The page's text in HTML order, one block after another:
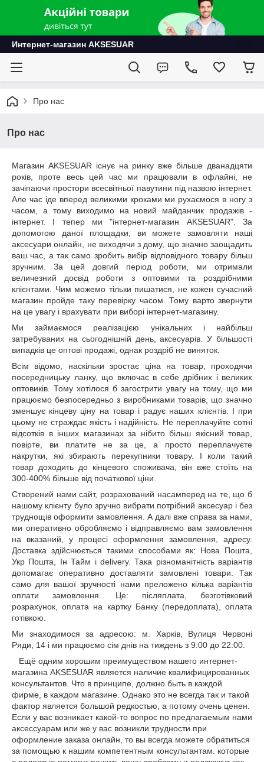
Интернет-магазин AKSESUAR
Про нас
Про нас
Магазин AKSESUAR існує на ринку вже більше дванадцяти
років, проте весь цей час ми працювали в офлайні, не
зачіпаючи простори всесвітньої павутини під назвою інтернет.
Але час іде вперед великими кроками ми рухаємося в ногу з
часом, а тому виходимо на новий майданчик продажів -
інтернет. І тепер ми "інтернет-магазин AKSESUAR". За
допомогою даної площадки, ви можете замовляти наші
аксесуари онлайн, не виходячи з дому, що значно заощадить
ваш час, а так само зробить вибір відповідного товару більш
зручним. За цей довгий період роботи, ми отримали
величезний досвід роботи з оптовими та роздрібними
клієнтами. Чим можемо тільки пишатися, не кожен сучасний
магазин пройде таку перевірку часом. Тому варто звернути
на це увагу і врахувати при виборі інтернет-магазину.
Ми займаємося реалізацією унікальних і найбільш
затребуваних на сьогоднішній день, аксесуарів. У більшості
випадків це оптові продажі, однак роздріб не виняток.
Всім відомо, наскільки зростає ціна на товар, проходячи
посередницьку ланку, що включає в себе дрібних і великих
оптовиків. Тому хотілося б загострити увагу на тому, що ми
працюємо безпосередньо з виробниками товарів, що значно
зменшує кінцеву ціну на товар і радує наших клієнтів. І при
цьому не страждає якість і надійність. Не переплачуйте сотні
відсотків в інших магазинах за нібито більш якісний товар,
повірте, ви платите не за це, а просто переплачуєте
накрутки, які збирають перекупники товару. І коли такий
товар доходить до кінцевого споживача, він вже стоїть на
300-400% більше від початкової ціни.
Створений нами сайт, розрахований насамперед на те, що б
нашому клієнту було зручно вибрати потрібний аксесуар і без
труднощів оформити замовлення. А далі вже справа за нами,
ми оперативно обробляємо і відправляємо вам замовлення
на вказаний, у процесі оформлення замовлення, адресу.
Доставка здійснюється такими способами як: Нова Пошта,
Укр Пошта, Ін Тайм і delivery. Така різноманітність варіантів
допомагає оперативно доставляти замовлені товари. Так
само для вашої зручності нами преложено кілька варіантів
оплати замовлення. Це: післяплата, безготівковий
розрахунок, оплата на картку Банку (передоплата), оплата
готівкою.
Ми знаходимося за адресою: м. Харків, Вулиця Червоні
Ряди, 14 і ми працюємо сім днів на тиждень з 9:00 до 22:00.
Ещё одним хорошим преимуществом нашего интернет-
магазина AKSESUAR является наличие квалифицированных
консультантов. Что в принципе, должно быть в каждой
фирме, в каждом магазине. Однако это не всегда так и такой
фактор является большой редкостью, а потому очень ценен.
Если у вас возникает какой-то вопрос по предлагаемым нами
аксессуарам или же у вас возникли трудности при
оформление заказа онлайн, то вы всегда можете обратиться
за помощью к нашим компетентным консультантам. которые